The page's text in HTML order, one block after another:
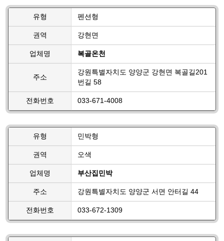
유형 펜션형
권역 강현면
업체명 복골온천
주소
강원특별자치도 양양군 강현면 복골길201
번길 58
전화번호 033-671-4008
유형 민박형
권역 오색
업체명 부산집민박
주소 강원특별자치도 양양군 서면 안터길 44
전화번호 033-672-1309